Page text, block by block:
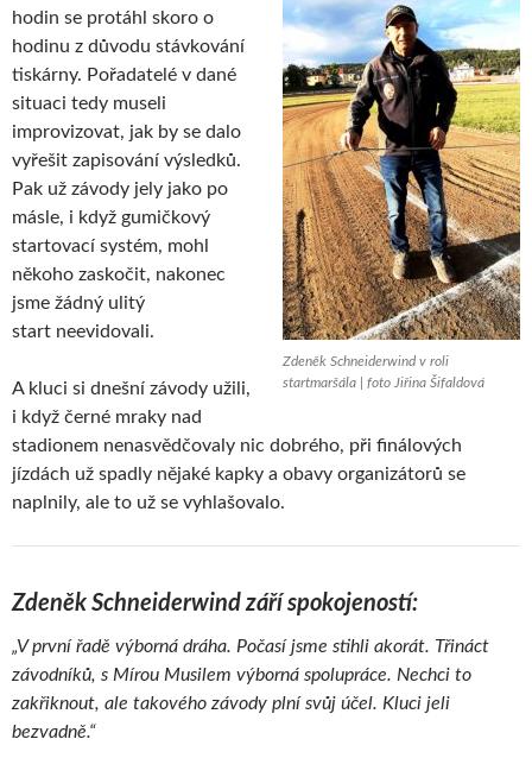
Zdeněk Schneiderwind v roli
startmaršála | foto Jiřina Šifaldová
hodin se protáhl skoro o
hodinu z důvodu stávkování
tiskárny. Pořadatelé v dané
situaci tedy museli
improvizovat, jak by se dalo
vyřešit zapisování výsledků.
Pak už závody jely jako po
másle, i když gumičkový
startovací systém, mohl
někoho zaskočit, nakonec
jsme žádný ulitý
start neevidovali.
A kluci si dnešní závody užili,
i když černé mraky nad
stadionem nenasvědčovaly nic dobrého, při finálových
jízdách už spadly nějaké kapky a obavy organizátorů se
naplnily, ale to už se vyhlašovalo.
Zdeněk Schneiderwind září spokojeností:
„V první řadě výborná dráha. Počasí jsme stihli akorát. Třináct
závodníků, s Mírou Musilem výborná spolupráce. Nechci to
zakřiknout, ale takového závody plní svůj účel. Kluci jeli
bezvadně.“